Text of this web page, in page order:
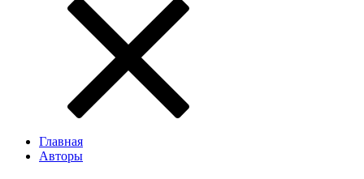
Главная
Авторы